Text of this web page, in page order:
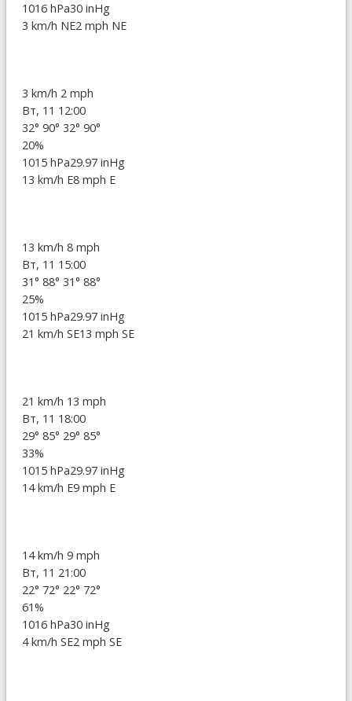
1016 hPa30 inHg
3 km/h NE2 mph NE
3 km/h 2 mph
Вт, 11 12:00
32° 90° 32° 90°
20%
1015 hPa29.97 inHg
13 km/h E8 mph E
13 km/h 8 mph
Вт, 11 15:00
31° 88° 31° 88°
25%
1015 hPa29.97 inHg
21 km/h SE13 mph SE
21 km/h 13 mph
Вт, 11 18:00
29° 85° 29° 85°
33%
1015 hPa29.97 inHg
14 km/h E9 mph E
14 km/h 9 mph
Вт, 11 21:00
22° 72° 22° 72°
61%
1016 hPa30 inHg
4 km/h SE2 mph SE